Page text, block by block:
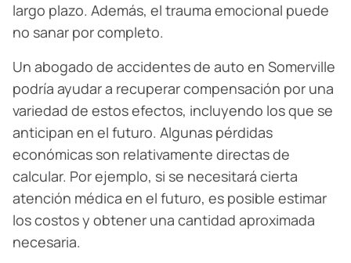
largo plazo. Además, el trauma emocional puede
no sanar por completo.
Un abogado de accidentes de auto en Somerville
podría ayudar a recuperar compensación por una
variedad de estos efectos, incluyendo los que se
anticipan en el futuro. Algunas pérdidas
económicas son relativamente directas de
calcular. Por ejemplo, si se necesitará cierta
atención médica en el futuro, es posible estimar
los costos y obtener una cantidad aproximada
necesaria.